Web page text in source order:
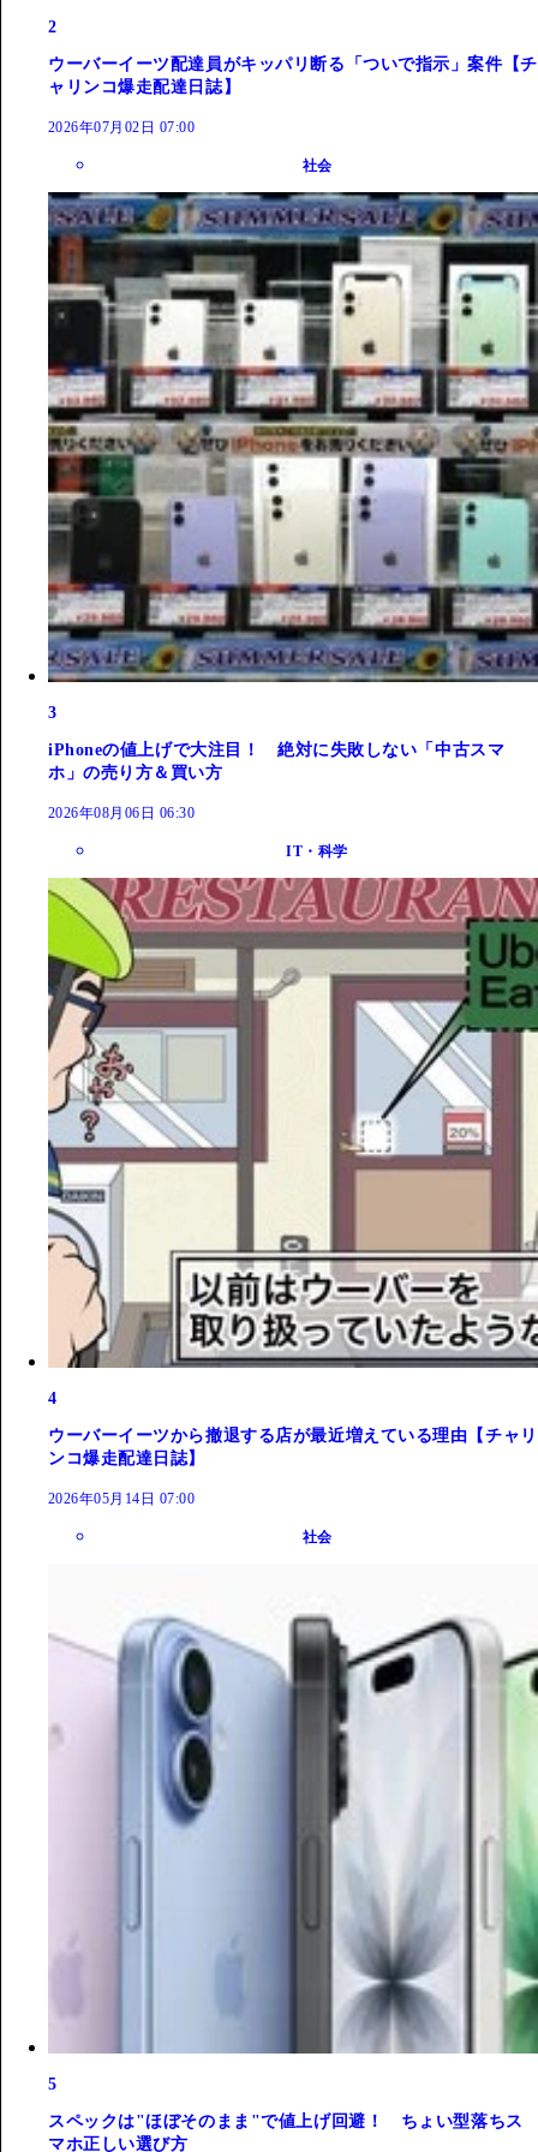
2
ウーバーイーツ配達員がキッパリ断る「ついで指示」案件【チ
ャリンコ爆走配達日誌】
2026年07月02日 07:00
社会
3
iPhoneの値上げで大注目！ 絶対に失敗しない「中古スマ
ホ」の売り方＆買い方
2026年08月06日 06:30
IT・科学
4
ウーバーイーツから撤退する店が最近増えている理由【チャリ
ンコ爆走配達日誌】
2026年05月14日 07:00
社会
5
スペックは"ほぼそのまま"で値上げ回避！ ちょい型落ちス
マホ正しい選び方